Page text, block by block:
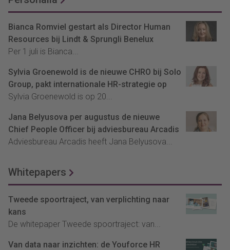
Bianca Romviel gestart als Director Human
Resources bij Lindt & Sprungli Benelux
Per 1 juli is Bianca...
Sylvia Groenewold is de nieuwe CHRO bij Solo
Group, pakt internationale HR-strategie op
Sylvia Groenewold is op 20...
Jana Belyusova per augustus de nieuwe
Chief People Officer bij adviesbureau Arcadis
Adviesbureau Arcadis heeft Jana Belyusova...
Whitepapers
Tweede spoortraject, van verplichting naar
kans
De whitepaper Tweede spoortraject: van...
Van data naar inzichten: de Youforce HR